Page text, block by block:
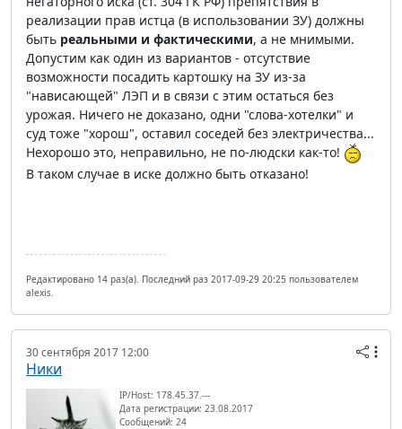
реализации прав истца (в использовании ЗУ) должны
быть реальными и фактическими, а не мнимыми.
Допустим как один из вариантов - отсутствие
возможности посадить картошку на ЗУ из-за
"нависающей" ЛЭП и в связи с этим остаться без
урожая. Ничего не доказано, одни "слова-хотелки" и
суд тоже "хорош", оставил соседей без электричества...
Нехорошо это, неправильно, не по-людски как-то!
В таком случае в иске должно быть отказано!
Редактировано 14 раз(а). Последний раз 2017-09-29 20:25 пользователем
alexis.
30 сентября 2017 12:00
Ники
IP/Host: 178.45.37.---
Дата регистрации: 23.08.2017
Сообщений: 24